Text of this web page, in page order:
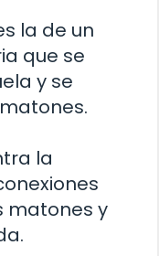
la de un
que se
y se
la
matones y